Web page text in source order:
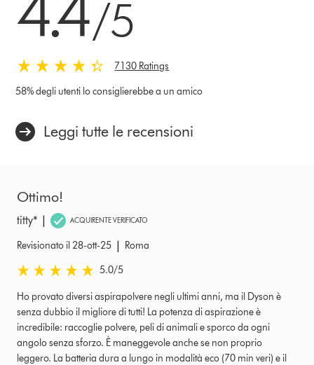
/5
7130 Ratings
58% degli utenti lo consiglierebbe a un amico
Leggi tutte le recensioni
Ottimo!
titty* | ACQUIRENTE VERIFICATO
Revisionato il 28-ott-25 |
Roma
5.0 stelle su 5 da Revisionato il 28-ott-25 Ratings
5.0/5
Ho provato diversi aspirapolvere negli ultimi anni, ma il Dyson è
senza dubbio il migliore di tutti! La potenza di aspirazione è
incredibile: raccoglie polvere, peli di animali e sporco da ogni
angolo senza sforzo. È maneggevole anche se non proprio
leggero. La batteria dura a lungo in modalità eco (70 min veri) e il